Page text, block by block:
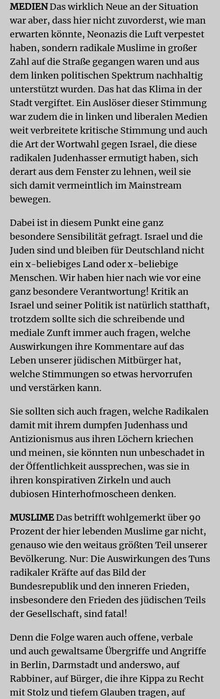
MEDIENDas wirklich Neue an der Situation
war aber, dass hier nicht zuvorderst, wie man
erwarten könnte, Neonazis die Luft verpestet
haben, sondern radikale Muslime in großer
Zahl auf die Straße gegangen waren und aus
dem linken politischen Spektrum nachhaltig
unterstützt wurden. Das hat das Klima in der
Stadt vergiftet. Ein Auslöser dieser Stimmung
war zudem die in linken und liberalen Medien
weit verbreitete kritische Stimmung und auch
die Art der Wortwahl gegen Israel, die diese
radikalen Judenhasser ermutigt haben, sich
derart aus dem Fenster zu lehnen, weil sie
sich damit vermeintlich im Mainstream
bewegen.
Dabei ist in diesem Punkt eine ganz
besondere Sensibilität gefragt. Israel und die
Juden sind und bleiben für Deutschland nicht
ein x-beliebiges Land oder x-beliebige
Menschen. Wir haben hier nach wie vor eine
ganz besondere Verantwortung! Kritik an
Israel und seiner Politik ist natürlich statthaft,
trotzdem sollte sich die schreibende und
mediale Zunft immer auch fragen, welche
Auswirkungen ihre Kommentare auf das
Leben unserer jüdischen Mitbürger hat,
welche Stimmungen so etwas hervorrufen
und verstärken kann.
Sie sollten sich auch fragen, welche Radikalen
damit mit ihrem dumpfen Judenhass und
Antizionismus aus ihren Löchern kriechen
und meinen, sie könnten nun unbeschadet in
der Öffentlichkeit aussprechen, was sie in
ihren konspirativen Zirkeln und auch
dubiosen Hinterhofmoscheen denken.
MUSLIMEDas betrifft wohlgemerkt über 90
Prozent der hier lebenden Muslime gar nicht,
genauso wie den weitaus größten Teil unserer
Bevölkerung. Nur: Die Auswirkungen des Tuns
radikaler Kräfte auf das Bild der
Bundesrepublik und den inneren Frieden,
insbesondere den Frieden des jüdischen Teils
der Gesellschaft, sind fatal!
Denn die Folge waren auch offene, verbale
und auch gewaltsame Übergriffe und Angriffe
in Berlin, Darmstadt und anderswo, auf
Rabbiner, auf Bürger, die ihre Kippa zu Recht
mit Stolz und tiefem Glauben tragen, auf